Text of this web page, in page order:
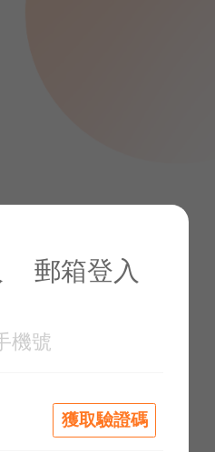
郵箱登入
獲取驗證碼